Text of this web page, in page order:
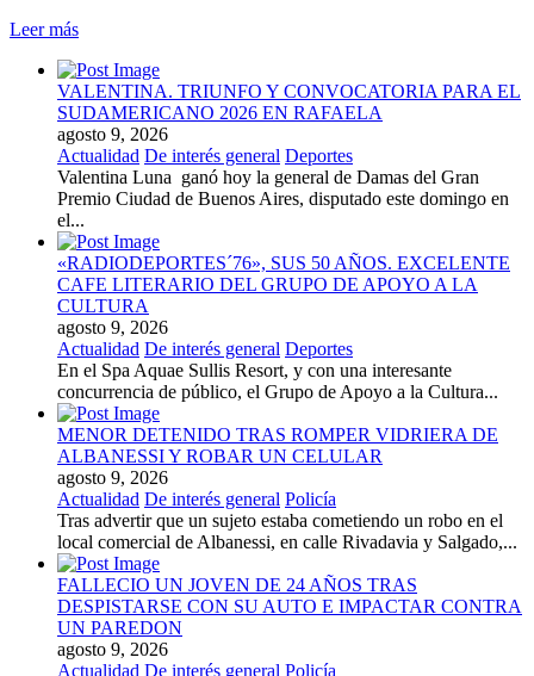
Leer más
VALENTINA. TRIUNFO Y CONVOCATORIA PARA EL
SUDAMERICANO 2026 EN RAFAELA
agosto 9, 2026
Actualidad De interés general Deportes
Valentina Luna ganó hoy la general de Damas del Gran
Premio Ciudad de Buenos Aires, disputado este domingo en
el...
«RADIODEPORTES´76», SUS 50 AÑOS. EXCELENTE
CAFE LITERARIO DEL GRUPO DE APOYO A LA
CULTURA
agosto 9, 2026
Actualidad De interés general Deportes
En el Spa Aquae Sullis Resort, y con una interesante
concurrencia de público, el Grupo de Apoyo a la Cultura...
MENOR DETENIDO TRAS ROMPER VIDRIERA DE
ALBANESSI Y ROBAR UN CELULAR
agosto 9, 2026
Actualidad De interés general Policía
Tras advertir que un sujeto estaba cometiendo un robo en el
local comercial de Albanessi, en calle Rivadavia y Salgado,...
FALLECIO UN JOVEN DE 24 AÑOS TRAS
DESPISTARSE CON SU AUTO E IMPACTAR CONTRA
UN PAREDON
agosto 9, 2026
Actualidad De interés general Policía